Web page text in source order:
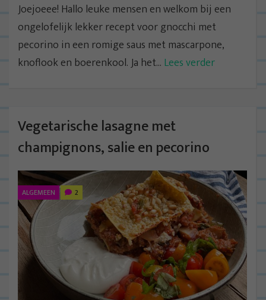
Joejoeee! Hallo leuke mensen en welkom bij een
ongelofelijk lekker recept voor gnocchi met
pecorino in een romige saus met mascarpone,
knoflook en boerenkool. Ja het... Lees verder
Vegetarische lasagne met
champignons, salie en pecorino
ALGEMEEN 2